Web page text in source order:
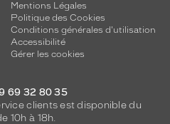
Mentions Légales
Politique des Cookies
Conditions générales d'utilisation
Accessibilité
Gérer les cookies
69 32 80 35
clients est disponible du
10h à 18h.